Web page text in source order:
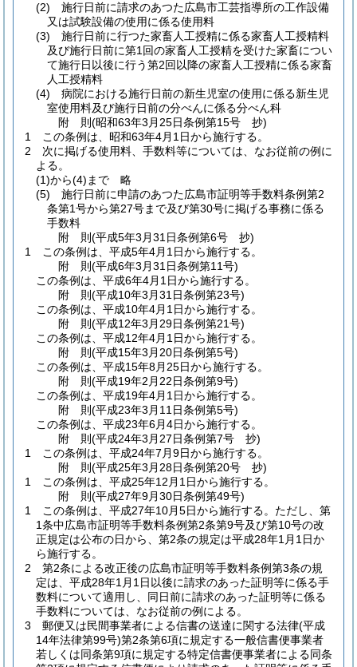
(2)
施行日前に請求のあつた広島市工芸指導所の工作設備
又は試験設備の使用に係る使用料
(3)
施行日前に行つた家畜人工授精に係る家畜人工授精料
及び施行日前に第1回の家畜人工授精を受けた家畜につい
て施行日以後に行う第2回以降の家畜人工授精に係る家畜
人工授精料
(4)
病院における施行日前の新生児室の使用に係る新生児
室使用料及び施行日前の分べんに係る分べん科
附 則(昭和63年3月25日条例第15号 抄)
1
この条例は、昭和63年4月1日から施行する。
2
次に掲げる使用料、手数料等については、なお従前の例に
よる。
(1)から(4)まで
略
(5)
施行日前に申請のあつた広島市証明等手数料条例第2
条第1号から第27号まで及び第30号に掲げる事務に係る
手数料
附 則(平成5年3月31日条例第6号 抄)
1
この条例は、平成5年4月1日から施行する。
附 則(平成6年3月31日条例第11号)
この条例は、平成6年4月1日から施行する。
附 則(平成10年3月31日条例第23号)
この条例は、平成10年4月1日から施行する。
附 則(平成12年3月29日条例第21号)
この条例は、平成12年4月1日から施行する。
附 則(平成15年3月20日条例第5号)
この条例は、平成15年8月25日から施行する。
附 則(平成19年2月22日条例第9号)
この条例は、平成19年4月1日から施行する。
附 則(平成23年3月11日条例第5号)
この条例は、平成23年6月4日から施行する。
附 則(平成24年3月27日条例第7号 抄)
1
この条例は、平成24年7月9日から施行する。
附 則(平成25年3月28日条例第20号 抄)
1
この条例は、平成25年12月1日から施行する。
附 則(平成27年9月30日条例第49号)
1
この条例は、平成27年10月5日から施行する。 ただし、第
1条中広島市証明等手数料条例第2条第9号及び第10号の改
正規定は公布の日から、第2条の規定は平成28年1月1日か
ら施行する。
2
第2条による改正後の広島市証明等手数料条例第3条の規
定は、平成28年1月1日以後に請求のあった証明等に係る手
数料について適用し、同日前に請求のあった証明等に係る
手数料については、なお従前の例による。
3
郵便又は民間事業者による信書の送達に関する法律(平成
14年法律第99号)第2条第6項に規定する一般信書便事業者
若しくは同条第9項に規定する特定信書便事業者による同条